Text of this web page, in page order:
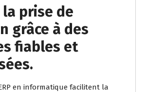
la prise de
grâce à des
fiables et
en informatique facilitent la